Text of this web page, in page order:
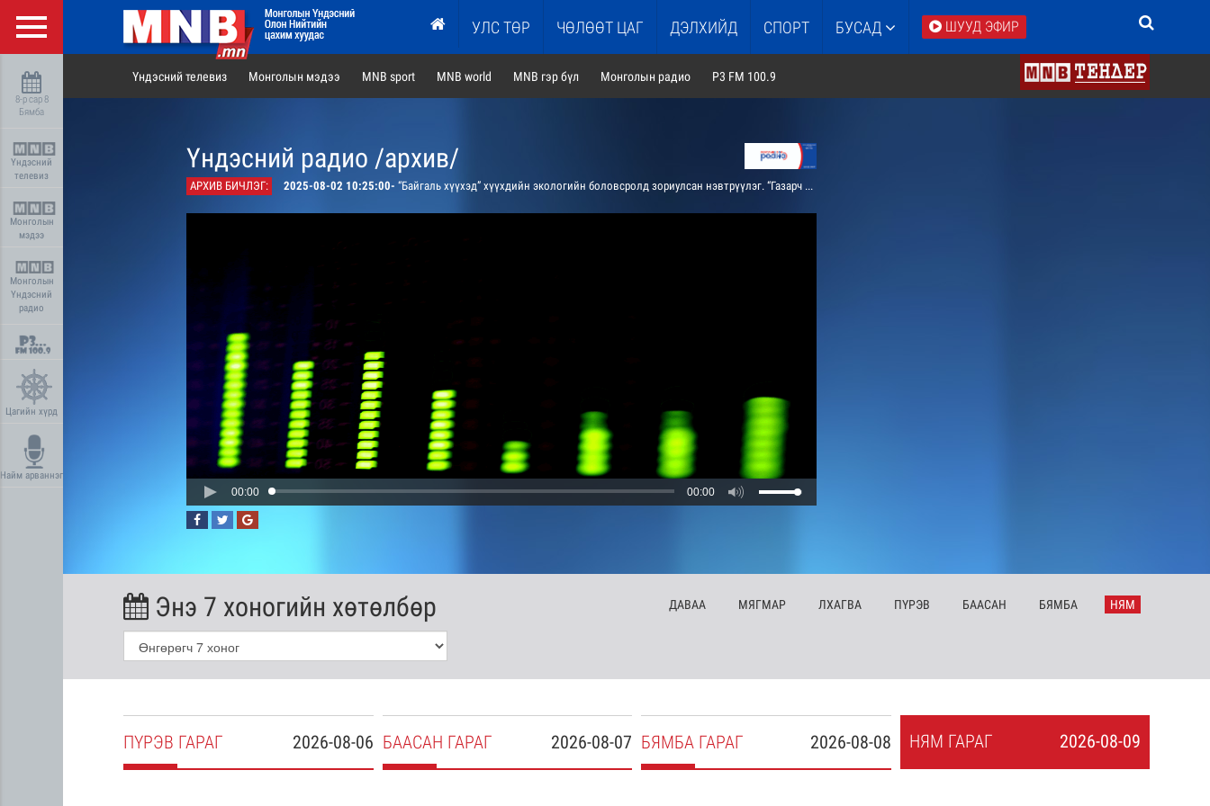
УЛС ТӨР ЧӨЛӨӨТ ЦАГ ДЭЛХИЙД СПОРТ БУСАД ШУУД ЭФИР
8-р сар 8
Бямба
Үндэсний
телевиз
Монголын
мэдээ
Монголын
Үндэсний
радио
Цагийн хүрд
Найм арваннэг
Үндэсний телевиз Монголын мэдээ MNB sport MNB world MNB гэр бүл Монголын радио P3 FM 100.9
Үндэсний радио /архив/
АРХИВ БИЧЛЭГ: 2025-08-02 10:25:00- “Байгаль хүүхэд” хүүхдийн экологийн боловсролд зориулсан нэвтрүүлэг. “Газарч жаалууд” Потанины мөсөн голоор аялана. Байгаль дэлхий, ургамал цэцэгс, хүрээлэн байгаа орнч тухай судлаачтай ярилцана. “Хамгийн, хамгийн” Монгол орны алдартай гол мөрний талаар танилцуулна.
00:00 00:00
Энэ 7 хоногийн хөтөлбөр ДАВАА МЯГМАР ЛХАГВА ПҮРЭВ БААСАН БЯМБА НЯМ
2026-08-06
ПҮРЭВ ГАРАГ 2026-08-07
БААСАН ГАРАГ 2026-08-08
БЯМБА ГАРАГ 2026-08-09
НЯМ ГАРАГ